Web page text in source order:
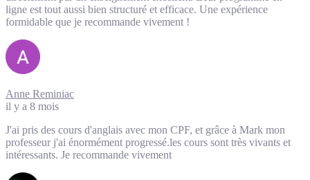
ligne est tout aussi bien structuré et efficace. Une expérience
formidable que je recommande vivement !
Anne Reminiac
il y a 8 mois
J'ai pris des cours d'anglais avec mon CPF, et grâce à Mark mon
professeur j'ai énormément progressé.les cours sont très vivants et
intéressants. Je recommande vivement